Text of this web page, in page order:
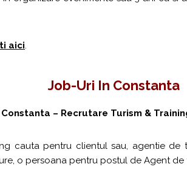
aici.
Job-Uri In Constanta
– Recrutare Turism &
cauta pentru clientul sau, agentie
o persoana pentru postul de Agent de